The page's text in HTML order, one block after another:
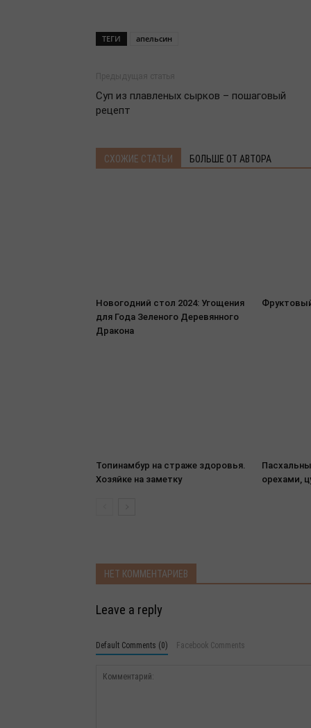
ТЕГИ апельсин
Суп из плавленых сырков – пошаговый
рецепт
СХОЖИЕ СТАТЬИ БОЛЬШЕ ОТ АВТОРА
Новогодний стол 2024: Угощения
для Года Зеленого Деревянного
Дракона
Топинамбур на страже здоровья.
Хозяйке на заметку
орехами,
НЕТ КОММЕНТАРИЕВ
Leave a reply
Default Comments (0) Facebook Comments